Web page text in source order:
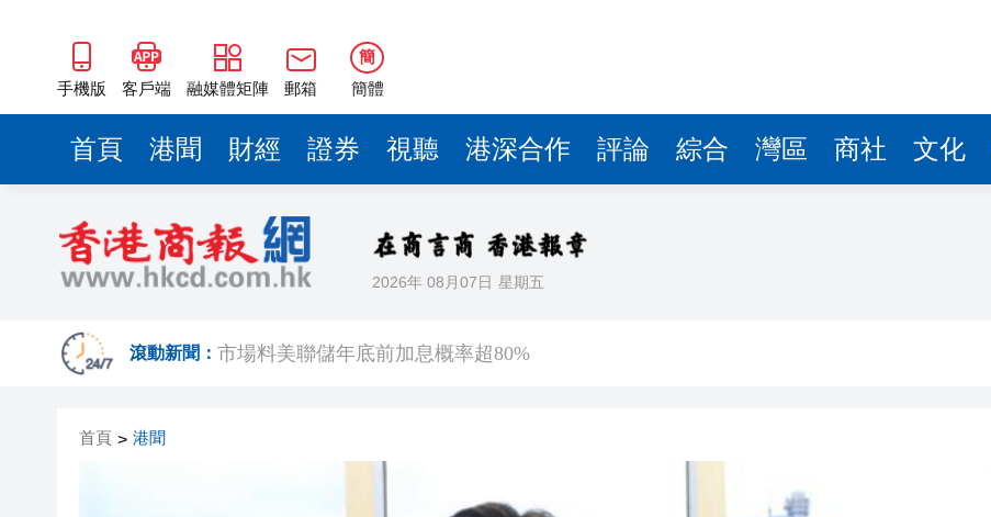
手機版 客戶端 融媒體矩陣 郵箱
簡
簡體
首頁 港聞 財經 證券 視聽 港深合作 評論 綜合 灣區 商社 文化
2026年 08月07日 星期五
滾動新聞： 市場料美聯儲年底前加息概率超80%
首頁 > 港聞